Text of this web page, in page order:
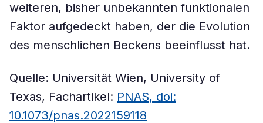
weiteren, bisher unbekannten funktionalen
Faktor aufgedeckt haben, der die Evolution
des menschlichen Beckens beeinflusst hat.
Quelle: Universität Wien, University of
Texas, Fachartikel: PNAS, doi:
10.1073/pnas.2022159118